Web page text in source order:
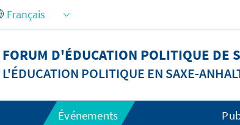
FORUM D'ÉDUCATION POLITIQUE DE
L'ÉDUCATION POLITIQUE EN SAXE-
Événements